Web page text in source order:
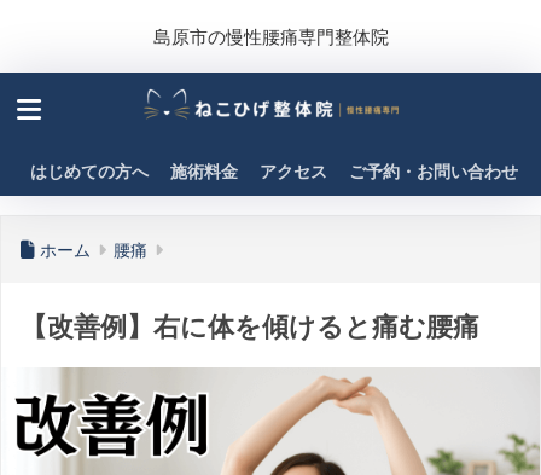
島原市の慢性腰痛専門整体院
はじめての方へ 施術料金 アクセス ご予約・お問い合わせ
ホーム 腰痛
【改善例】右に体を傾けると痛む腰痛